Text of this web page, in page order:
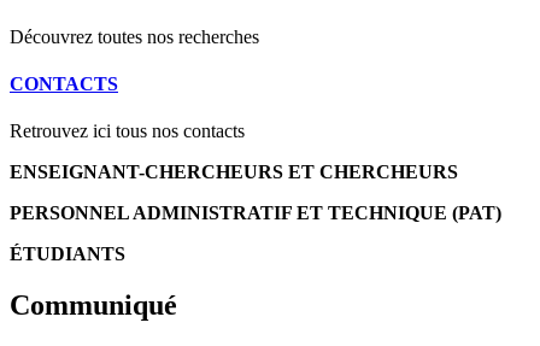
Découvrez toutes nos recherches
CONTACTS
Retrouvez ici tous nos contacts
ENSEIGNANT-CHERCHEURS ET CHERCHEURS
PERSONNEL ADMINISTRATIF ET TECHNIQUE (PAT)
ÉTUDIANTS
Communiqué